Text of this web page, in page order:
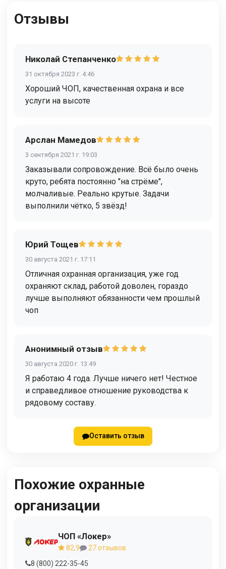
Отзывы
Николай Степанченко
31 октября 2023 г. 4:46
Хороший ЧОП, качественная охрана и все
услуги на высоте
Арслан Мамедов
3 сентября 2021 г. 19:03
Заказывали сопровождение. Всё было очень
круто, ребята постоянно "на стрёме",
молчаливые. Реально крутые. Задачи
выполнили чётко, 5 звёзд!
Юрий Тощев
30 августа 2021 г. 17:11
Отличная охранная организация, уже год
охраняют склад, работой доволен, гораздо
лучше выполняют обязанности чем прошлый
чоп
Анонимный отзыв
30 августа 2020 г. 13:49
Я работаю 4 года. Лучше ничего нет! Честное
и справедливое отношение руководства к
рядовому составу.
Оставить отзыв
Похожие охранные
организации
ЧОП «Локер»
82,9
27 отзывов
8 (800) 222-35-45